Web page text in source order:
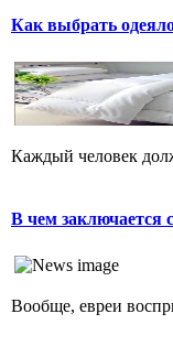
Как выбрать
Каждый человек
В чем заключается
Вообще, евреи